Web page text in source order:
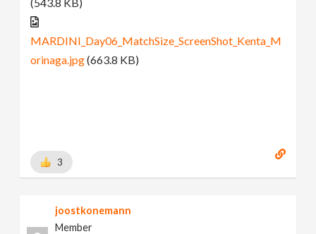
MARDINI_Day06_MatchSize_ScreenShot_Kenta_M
orinaga.jpg(663.8 KB)
3
joostkonemann
Member